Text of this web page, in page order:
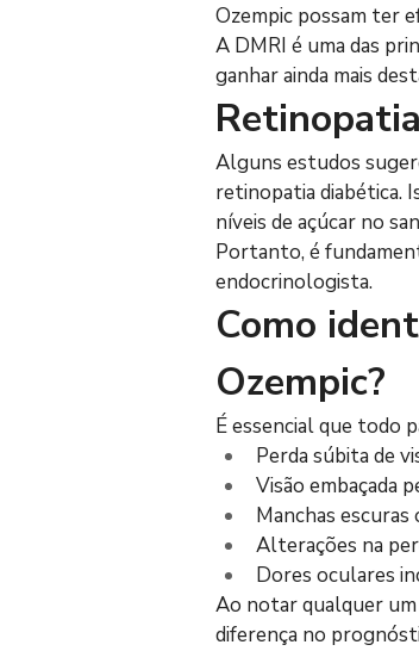
Ozempic possam ter
A DMRI é uma das
ganhar ainda mais
Alguns estudos
retinopatia diabética.
níveis de açúcar no
Portanto, é
endocrinologista.
Como
Ozempic?
É essencial que todo
Perda súbita de
Visão embaçada
Manchas
Alterações na
Dores oculares
Ao notar qualquer
diferença no